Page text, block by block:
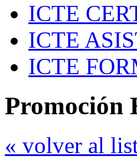
ICTE
ICTE
ICTE
Promoción
« volver al